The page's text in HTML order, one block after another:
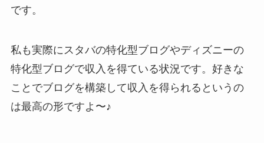
です。
私も実際にスタバの特化型ブログやディズニーの
特化型ブログで収入を得ている状況です。好きな
ことでブログを構築して収入を得られるというの
は最高の形ですよ〜♪